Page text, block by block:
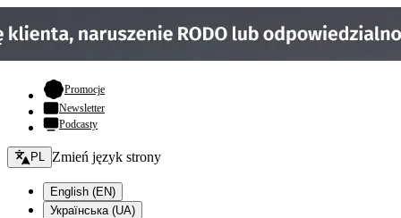
Promocje- otwiera się w nowej karcie
Newsletter
Podcasty
Zmień język - bieżący:
PL Zmień język strony
English (EN)
Українська (UA)